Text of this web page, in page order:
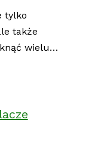
tylko
także
wielu…